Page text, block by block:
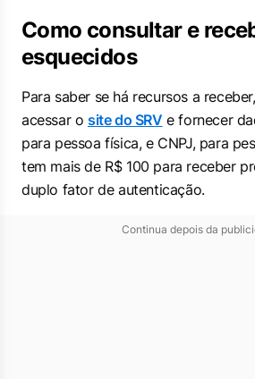
Como consultar e
esquecidos
Para saber se há recursos a
acessar o site do SRV e fornecer
para pessoa física, e CNPJ, para
tem mais de R$ 100 para receber
duplo fator de autenticação.
Continua depois da